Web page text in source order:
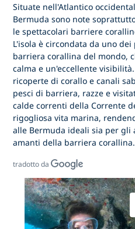
Situate nell'Atlantico
Bermuda sono note
le spettacolari barriere
L'isola è circondata da uno
barriera corallina del mondo,
calma e un'eccellente
ricoperte di corallo e canali
pesci di barriera, razze e
calde correnti della Corrente
rigogliosa vita marina,
alle Bermuda ideali sia per gli
amanti della barriera corallina.
tradotto da